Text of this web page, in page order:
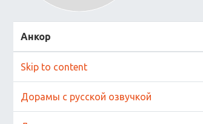
Анкор
Skip to content
Дорамы с русской озвучкой